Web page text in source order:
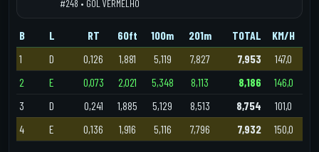
#248 • GOL VERMELHO
B L RT 60ft 100m 201m TOTAL
KM/H
1
D 0,126 1,881 5,119 7,827 7,953
147,0
2
E 0,073 2,021 5,348 8,113 8,186
146,0
3
D 0,241 1,885 5,129 8,513 8,754
101,0
4
E 0,136 1,916 5,116 7,796 7,932 150,0